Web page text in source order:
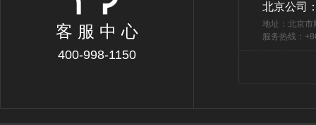
客 服 中 心
400-998-1150
北京公司
地址：北京市
服务热线：